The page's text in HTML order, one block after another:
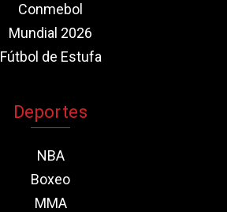
Conmebol
Mundial 2026
Fútbol de Estufa
Deportes
NBA
Boxeo
MMA